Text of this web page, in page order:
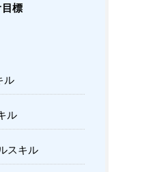
標
ル
ル
スキル